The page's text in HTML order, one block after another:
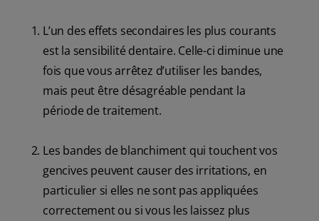
L’un des effets secondaires les plus courants
est la sensibilité dentaire. Celle-ci diminue une
fois que vous arrêtez d’utiliser les bandes,
mais peut être désagréable pendant la
période de traitement.
Les bandes de blanchiment qui touchent vos
gencives peuvent causer des irritations, en
particulier si elles ne sont pas appliquées
correctement ou si vous les laissez plus